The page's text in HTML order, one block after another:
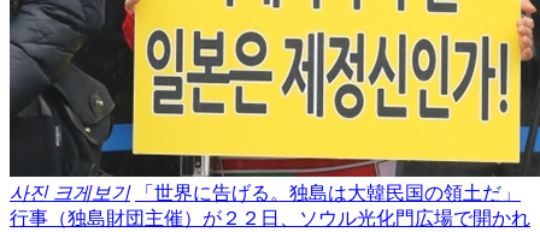
사진 크게보기
「世界に告げる。独島は大韓民国の領土だ」
行事（独島財団主催）が２２日、ソウル光化門広場で開かれ